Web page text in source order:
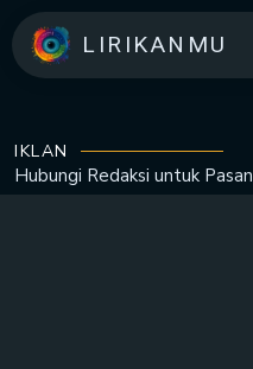
LIRIKANMU
IKLAN
Hubungi Redaksi untuk